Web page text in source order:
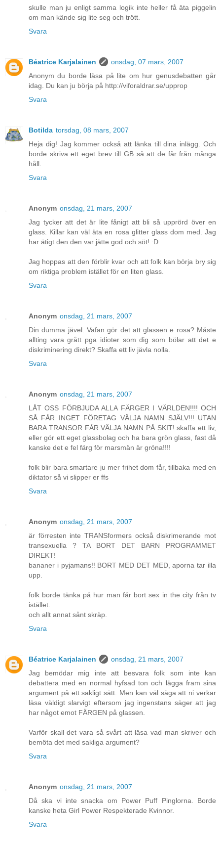
skulle man ju enligt samma logik inte heller få äta piggelin
om man kände sig lite seg och trött.
Svara
Béatrice Karjalainen
onsdag, 07 mars, 2007
Anonym du borde läsa på lite om hur genusdebatten går
idag. Du kan ju börja på http://viforaldrar.se/upprop
Svara
Botilda torsdag, 08 mars, 2007
Heja dig! Jag kommer också att länka till dina inlägg. Och
borde skriva ett eget brev till GB så att de får från många
håll.
Svara
Anonym onsdag, 21 mars, 2007
Jag tycker att det är lite fånigt att bli så upprörd över en
glass. Killar kan väl äta en rosa glitter glass dom med. Jag
har ätigt den den var jätte god och söt! :D
Jag hoppas att den förblir kvar och att folk kan börja bry sig
om riktiga problem istället för en liten glass.
Svara
Anonym onsdag, 21 mars, 2007
Din dumma jävel. Vafan gör det att glassen e rosa? Måste
allting vara grått pga idioter som dig som bölar att det e
diskriminering direkt? Skaffa ett liv jävla nolla.
Svara
Anonym onsdag, 21 mars, 2007
LÅT OSS FÖRBJUDA ALLA FÄRGER I VÄRLDEN!!!! OCH
SÅ FÅR INGET FÖRETAG VÄLJA NAMN SJÄLV!!! UTAN
BARA TRANSOR FÅR VÄLJA NAMN PÅ SKIT! skaffa ett liv,
eller gör ett eget glassbolag och ha bara grön glass, fast då
kanske det e fel färg för marsmän är gröna!!!!
folk blir bara smartare ju mer frihet dom får, tillbaka med en
diktator så vi slipper er ffs
Svara
Anonym onsdag, 21 mars, 2007
är förresten inte TRANSformers också diskrimerande mot
transexuella ? TA BORT DET BARN PROGRAMMET
DIREKT!
bananer i pyjamans!! BORT MED DET MED, aporna tar illa
upp.
folk borde tänka på hur man får bort sex in the city från tv
istället.
och allt annat sånt skräp.
Svara
Béatrice Karjalainen
onsdag, 21 mars, 2007
Jag bemödar mig inte att besvara folk som inte kan
debattera med en normal hyfsad ton och lägga fram sina
argument på ett sakligt sätt. Men kan väl säga att ni verkar
läsa väldigt slarvigt eftersom jag ingenstans säger att jag
har något emot FÄRGEN på glassen.
Varför skall det vara så svårt att läsa vad man skriver och
bemöta det med sakliga argument?
Svara
Anonym onsdag, 21 mars, 2007
Då ska vi inte snacka om Power Puff Pinglorna. Borde
kanske heta Girl Power Respekterade Kvinnor.
Svara